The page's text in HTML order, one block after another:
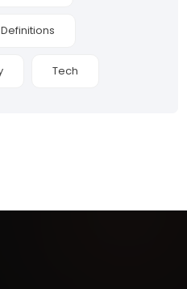
Definitions
Tech